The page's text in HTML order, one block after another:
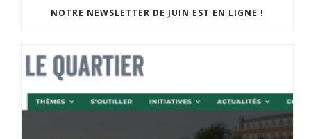
NOTRE NEWSLETTER DE JUIN EST EN LIGNE !